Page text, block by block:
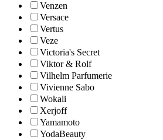
Venzen
Versace
Vertus
Veze
Victoria's Secret
Viktor & Rolf
Vilhelm Parfumerie
Vivienne Sabo
Wokali
Xerjoff
Yamamoto
YodaBeauty